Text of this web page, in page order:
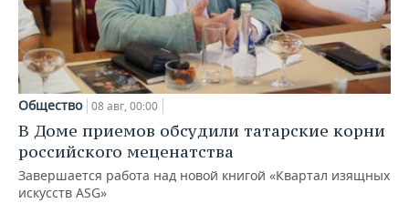
Общество 08 авг, 00:00
В Доме приемов обсудили татарские корни
российского меценатства
Завершается работа над новой книгой «Квартал изящных
искусств ASG»